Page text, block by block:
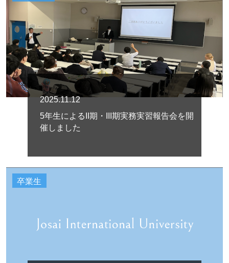
2025.11.12
5年生によるII期・III期実務実習報告会を開
催しました
卒業生